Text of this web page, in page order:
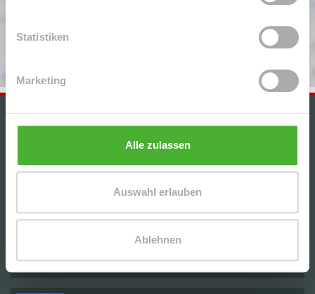
Statistiken
Marketing
Alle zulassen
Auswahl erlauben
Ablehnen
IMMOBILIENANGEBOTE
TG-STELLPL. IM BELIEBTEN WURZEN+++
IN BELIEBTER LAGE V. LPZ.-LAUSEN - NAHE D.